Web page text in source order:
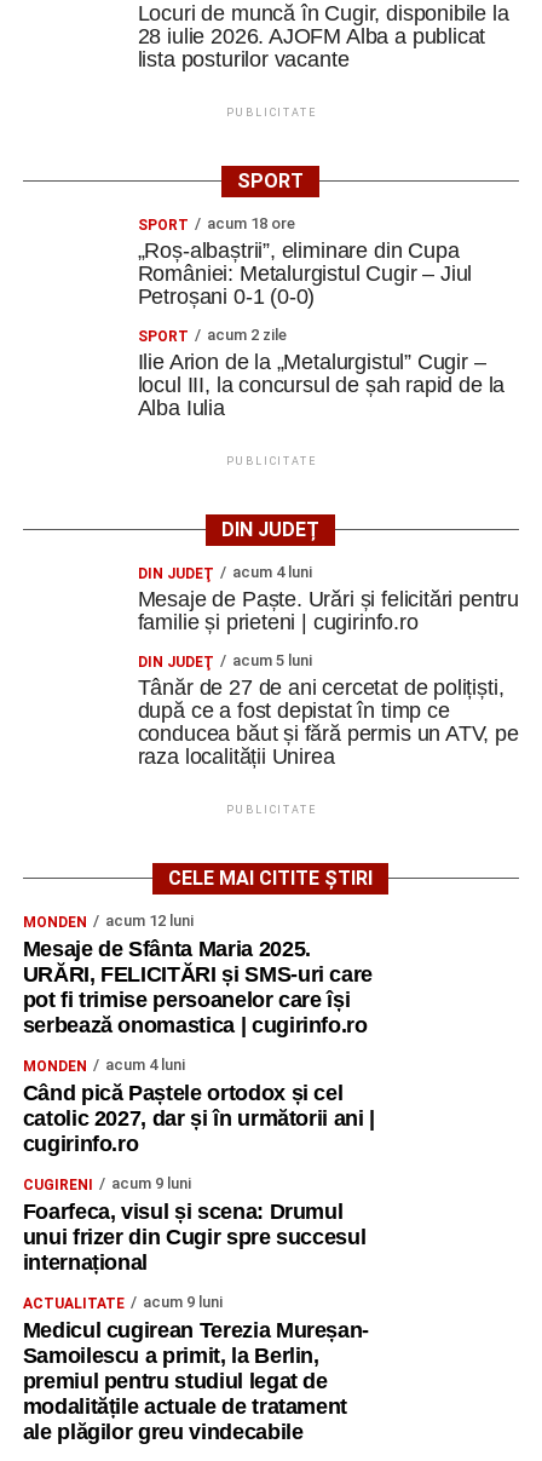
Locuri de muncă în Cugir, disponibile la
28 iulie 2026. AJOFM Alba a publicat
lista posturilor vacante
PUBLICITATE
SPORT
SPORT acum 18 ore
„Roș-albaștrii”, eliminare din Cupa
României: Metalurgistul Cugir – Jiul
Petroșani 0-1 (0-0)
SPORT acum 2 zile
Ilie Arion de la „Metalurgistul” Cugir –
locul III, la concursul de șah rapid de la
Alba Iulia
PUBLICITATE
DIN JUDEȚ
DIN JUDEŢ acum 4 luni
Mesaje de Paște. Urări și felicitări pentru
familie și prieteni | cugirinfo.ro
DIN JUDEŢ acum 5 luni
Tânăr de 27 de ani cercetat de polițiști,
după ce a fost depistat în timp ce
conducea băut și fără permis un ATV, pe
raza localității Unirea
PUBLICITATE
CELE MAI CITITE ȘTIRI
MONDEN acum 12 luni
Mesaje de Sfânta Maria 2025.
URĂRI, FELICITĂRI și SMS-uri care
pot fi trimise persoanelor care își
serbează onomastica | cugirinfo.ro
MONDEN acum 4 luni
Când pică Paștele ortodox și cel
catolic 2027, dar și în următorii ani |
cugirinfo.ro
CUGIRENI acum 9 luni
Foarfeca, visul și scena: Drumul
unui frizer din Cugir spre succesul
internațional
ACTUALITATE acum 9 luni
Medicul cugirean Terezia Mureșan-
Samoilescu a primit, la Berlin,
premiul pentru studiul legat de
modalitățile actuale de tratament
ale plăgilor greu vindecabile